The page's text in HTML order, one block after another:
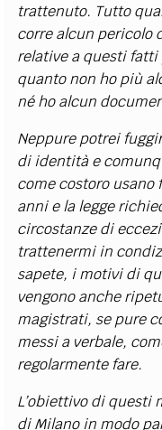
trattenuto. Tutto
corre alcun pericolo
relative a questi
quanto non ho più
né ho alcun
Neppure potrei
di identità e
come costoro usano
anni e la legge
circostanze di
trattenermi in
sapete, i motivi di
vengono anche
magistrati, se pure
messi a verbale,
regolarmente fare.
L’obiettivo di questi
di Milano in modo